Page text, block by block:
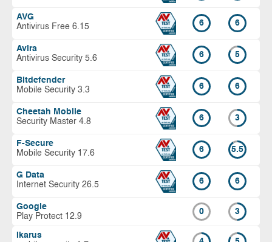
AVG
Antivirus Free 6.15
6 6
Avira
Antivirus Security 5.6
6 5
Bitdefender
Mobile Security 3.3
6 6
Cheetah Mobile
Security Master 4.8
6 3
F-Secure
Mobile Security 17.6
6 5.5
G Data
Internet Security 26.5
6 6
Google
Play Protect 12.9
0 3
Ikarus